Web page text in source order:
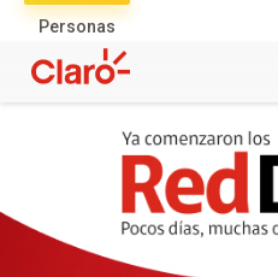
Personas
productos